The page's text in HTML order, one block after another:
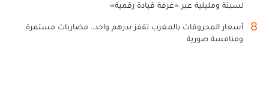
لسبتة ومليلية عبر «غرفة قيادة رقمية»
8
أسعار المحروقات بالمغرب تقفز بدرهم واحد.. مضاربات مستمرة
ومنافسة صورية